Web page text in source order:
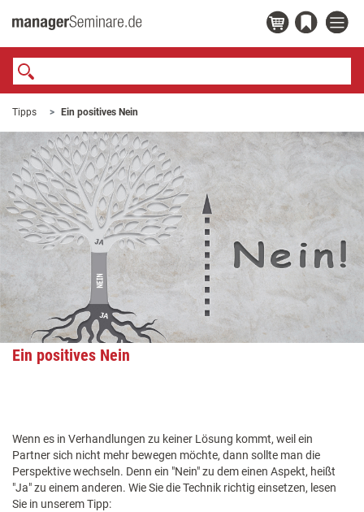
Tipps Ein positives Nein
Ein positives Nein
Wenn es in Verhandlungen zu keiner Lösung kommt, weil ein
Partner sich nicht mehr bewegen möchte, dann sollte man die
Perspektive wechseln. Denn ein "Nein" zu dem einen Aspekt, heißt
"Ja" zu einem anderen. Wie Sie die Technik richtig einsetzen, lesen
Sie in unserem Tipp: